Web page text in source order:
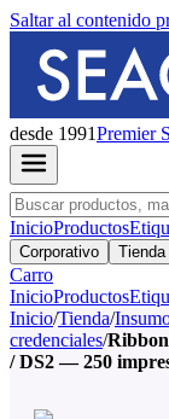
Saltar al contenido
desde 1991Premier
InicioProductos
Corporativo Tienda
Carro
InicioProductos
Inicio/Tienda/
credenciales/
/ DS2 — 250